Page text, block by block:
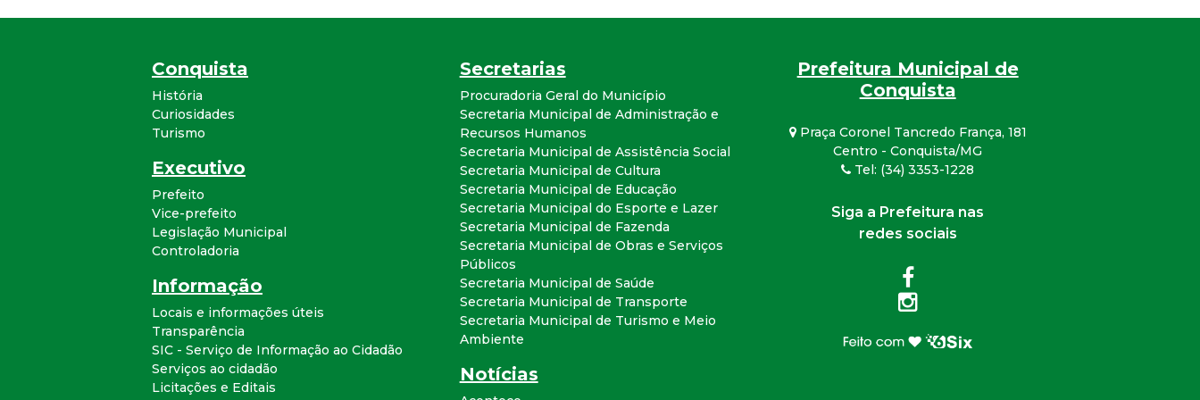
a
l
d
e
C
o
n
q
u
Conquista
História
Curiosidades
Turismo
Executivo
Prefeito
Vice-prefeito
Legislação Municipal
Controladoria
Informação
Locais e informações úteis
Transparência
SIC - Serviço de Informação ao Cidadão
Serviços ao cidadão
Licitações e Editais
Secretarias
Procuradoria Geral do Município
Secretaria Municipal de Administração e
Recursos Humanos
Secretaria Municipal de Assistência Social
Secretaria Municipal de Cultura
Secretaria Municipal de Educação
Secretaria Municipal do Esporte e Lazer
Secretaria Municipal de Fazenda
Secretaria Municipal de Obras e Serviços
Públicos
Secretaria Municipal de Saúde
Secretaria Municipal de Transporte
Secretaria Municipal de Turismo e Meio
Ambiente
Notícias
Prefeitura Municipal de
Conquista
Praça Coronel Tancredo França, 181
Centro - Conquista/MG
Tel: (34) 3353-1228
Siga a Prefeitura nas
redes sociais